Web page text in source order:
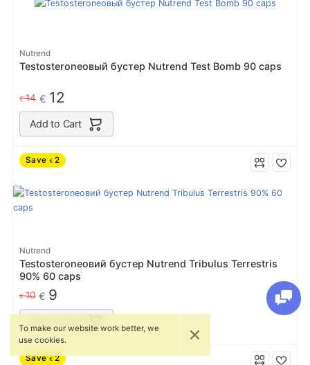
Nutrend
Testosteroneовый бустер Nutrend Test Bomb 90 caps
€14 € 12
Add to Cart
Save € 2
Nutrend
Testosteroneовий бустер Nutrend Tribulus Terrestris
90% 60 caps
€10 € 9
Save€ 2
To make our website work better, we
use cookies.